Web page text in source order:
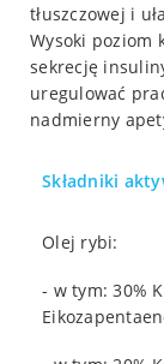
tłuszczowej i
Wysoki poziom
sekrecję
uregulować
nadmierny
Składniki
Olej rybi:
- w tym: 30%